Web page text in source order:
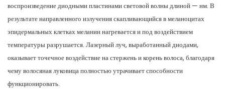
воспроизведение диодными пластинами световой волны длиной — нм. В
результате направленного излучения скапливающийся в меланоцитах
эпидермальных клетках меланин нагревается и под воздействием
температуры разрушается. Лазерный луч, выработанный диодами,
оказывает точечное воздействие на стержень и корень волоса, благодаря
чему волосяная луковица полностью утрачивает способности
функционировать.